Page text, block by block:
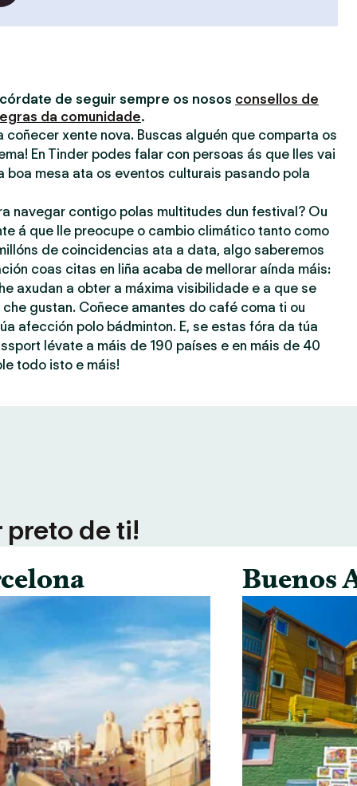
de seguir sempre os nosos consellos de
da comunidade.
coñecer xente nova. Buscas alguén que comparta os
En Tinder podes falar con persoas ás que lles vai
boa mesa ata os eventos culturais pasando pola
navegar contigo polas multitudes dun festival? Ou
á que lle preocupe o cambio climático tanto como
de coincidencias ata a data, algo saberemos
coas citas en liña acaba de mellorar aínda máis:
axudan a obter a máxima visibilidade e a que se
gustan. Coñece amantes do café coma ti ou
afección polo bádminton. E, se estas fóra da túa
lévate a máis de 190 países e en máis de 40
todo isto e máis!
preto de ti!
Buenos